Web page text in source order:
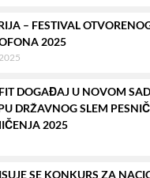
– FESTIVAL
2025
DOGAĐAJ U NOVOM
DRŽAVNOG SLEM
2025
SE KONKURS ZA